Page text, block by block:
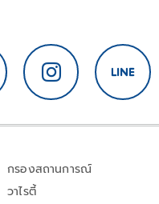
กรองสถานการณ์
วาไรตี้